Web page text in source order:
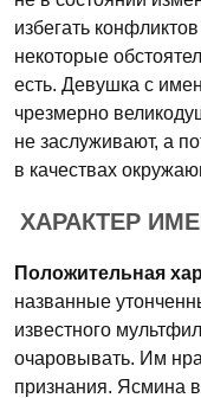
избегать
некоторые
есть. Девушка с
чрезмерно
не заслуживают, а
в качествах
ХАРАКТЕР
Положительная
названные
известного
очаровывать. Им
признания. Ясмина